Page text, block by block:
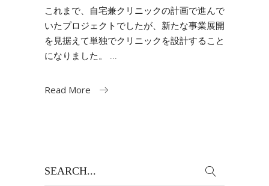
これまで、自宅兼クリニックの計画で進んで
いたプロジェクトでしたが、新たな事業展開
を見据えて単独でクリニックを設計すること
になりました。
Read More